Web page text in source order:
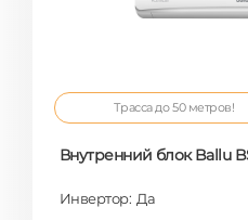
Трасса до 50 метров!
Внутренний блок Ballu
Инвертор: Да